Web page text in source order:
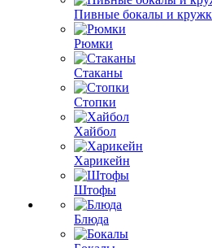
Пивные бокалы и
Рюмки
Стаканы
Стопки
Хайбол
Харикейн
Штофы
Блюда